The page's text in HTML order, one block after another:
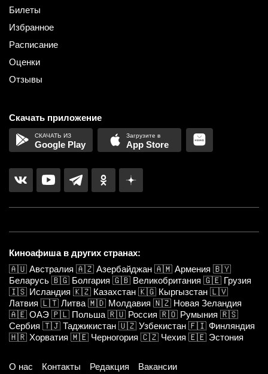
Билеты
Избранное
Расписание
Оценки
Отзывы
Скачать приложение
Google Play App Store
Киноафиша в других странах:
🇦🇺 Австралия 🇦🇿 Азербайджан 🇦🇲 Армения 🇧🇾
Беларусь 🇧🇬 Болгария 🇬🇧 Великобритания 🇬🇪 Грузия
🇮🇸 Исландия 🇰🇿 Казахстан 🇰🇬 Кыргызстан 🇱🇻
Латвия 🇱🇹 Литва 🇲🇩 Молдавия 🇳🇿 Новая Зеландия
🇦🇪 ОАЭ 🇵🇱 Польша 🇷🇺 Россия 🇷🇴 Румыния 🇷🇸
Сербия 🇹🇯 Таджикистан 🇺🇿 Узбекистан 🇫🇮 Финляндия
🇭🇷 Хорватия 🇲🇪 Черногория 🇨🇿 Чехия 🇪🇪 Эстония
О нас Контакты Редакция Вакансии